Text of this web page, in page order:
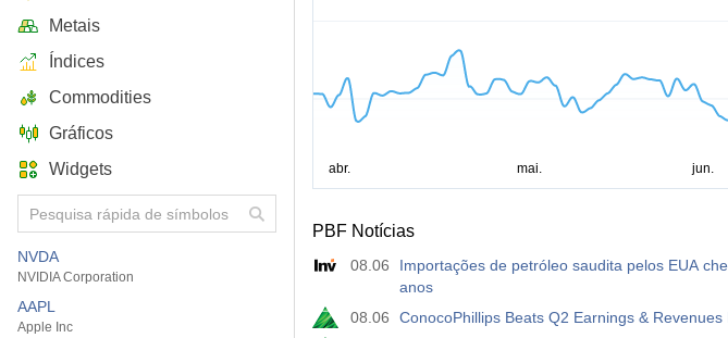
Metais
Índices
Commodities
Gráficos
Widgets
NVDA
NVIDIA Corporation
AAPL
Apple Inc
PBF Notícias
08.06
Importações de petróleo saudita pelos EUA
anos
08.06
ConocoPhillips Beats Q2 Earnings &